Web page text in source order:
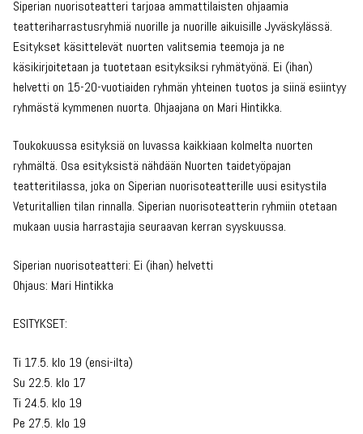
Siperian nuorisoteatteri tarjoaa ammattilaisten ohjaamia
teatteriharrastusryhmiä nuorille ja nuorille aikuisille Jyväskylässä.
Esitykset käsittelevät nuorten valitsemia teemoja ja ne
käsikirjoitetaan ja tuotetaan esityksiksi ryhmätyönä. Ei (ihan)
helvetti on 15-20-vuotiaiden ryhmän yhteinen tuotos ja siinä esiintyy
ryhmästä kymmenen nuorta. Ohjaajana on Mari Hintikka.
Toukokuussa esityksiä on luvassa kaikkiaan kolmelta nuorten
ryhmältä. Osa esityksistä nähdään Nuorten taidetyöpajan
teatteritilassa, joka on Siperian nuorisoteatterille uusi esitystila
Veturitallien tilan rinnalla. Siperian nuorisoteatterin ryhmiin otetaan
mukaan uusia harrastajia seuraavan kerran syyskuussa.
Siperian nuorisoteatteri: Ei (ihan) helvetti
Ohjaus: Mari Hintikka
ESITYKSET:
Ti 17.5. klo 19 (ensi-ilta)
Su 22.5. klo 17
Ti 24.5. klo 19
Pe 27.5. klo 19